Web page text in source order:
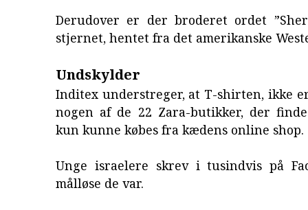
Derudover er der broderet ordet
stjernet, hentet fra det amerikanske
Undskylder
Inditex understreger, at T-shirten, ikke
nogen af de 22 Zara-butikker, der
kun kunne købes fra kædens online shop.
Unge israelere skrev i tusindvis på
målløse de var.